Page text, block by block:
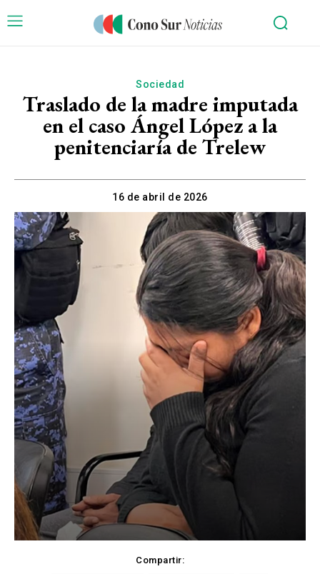
Sociedad
Traslado de la madre imputada
en el caso Ángel López a la
penitenciaría de Trelew
16 de abril de 2026
Compartir: